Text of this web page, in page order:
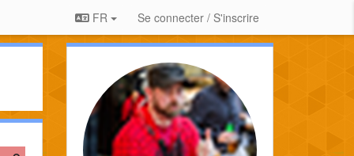
FR Se connecter / S'inscrire